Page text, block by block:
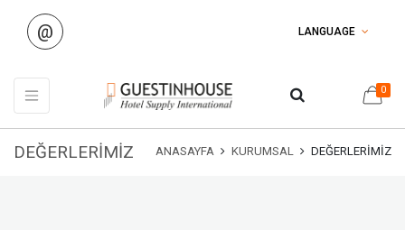
@ LANGUAGE
0
DEĞERLERIMIZ ANASAYFA KURUMSAL DEĞERLERIMIZ